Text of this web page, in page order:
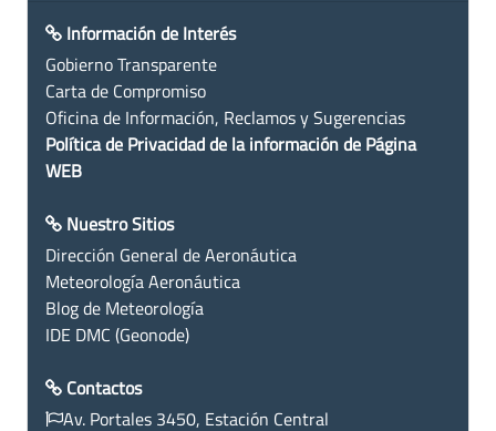
Información de Interés
Gobierno Transparente
Carta de Compromiso
Oficina de Información, Reclamos y Sugerencias
Política de Privacidad de la información de Página
WEB
Nuestro Sitios
Dirección General de Aeronáutica
Meteorología Aeronáutica
Blog de Meteorología
IDE DMC (Geonode)
Contactos
Av. Portales 3450, Estación Central